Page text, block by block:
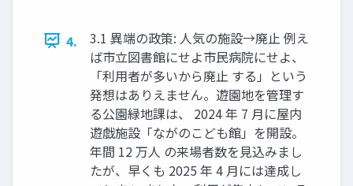
4.
3.1 異端の政策: 人気の施設→廃止 例え
ば市立図書館にせよ市民病院にせよ、
「利用者が多いから廃止 する」という
発想はありえません。遊園地を管理す
る公園緑地課は、 2024 年 7 月に屋内
遊戯施設「ながのこども館」を開設。
年間 12 万人 の来場者数を見込みまし
たが、早くも 2025 年 4 月には達成し